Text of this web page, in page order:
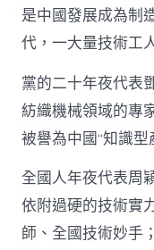
是中國發展成為制
代，一大量技術工
黨的二十年夜代表
紡織機械領域的專
被譽為中國“知識型
全國人年夜代表周
依附過硬的技術實
師、全國技術妙手；